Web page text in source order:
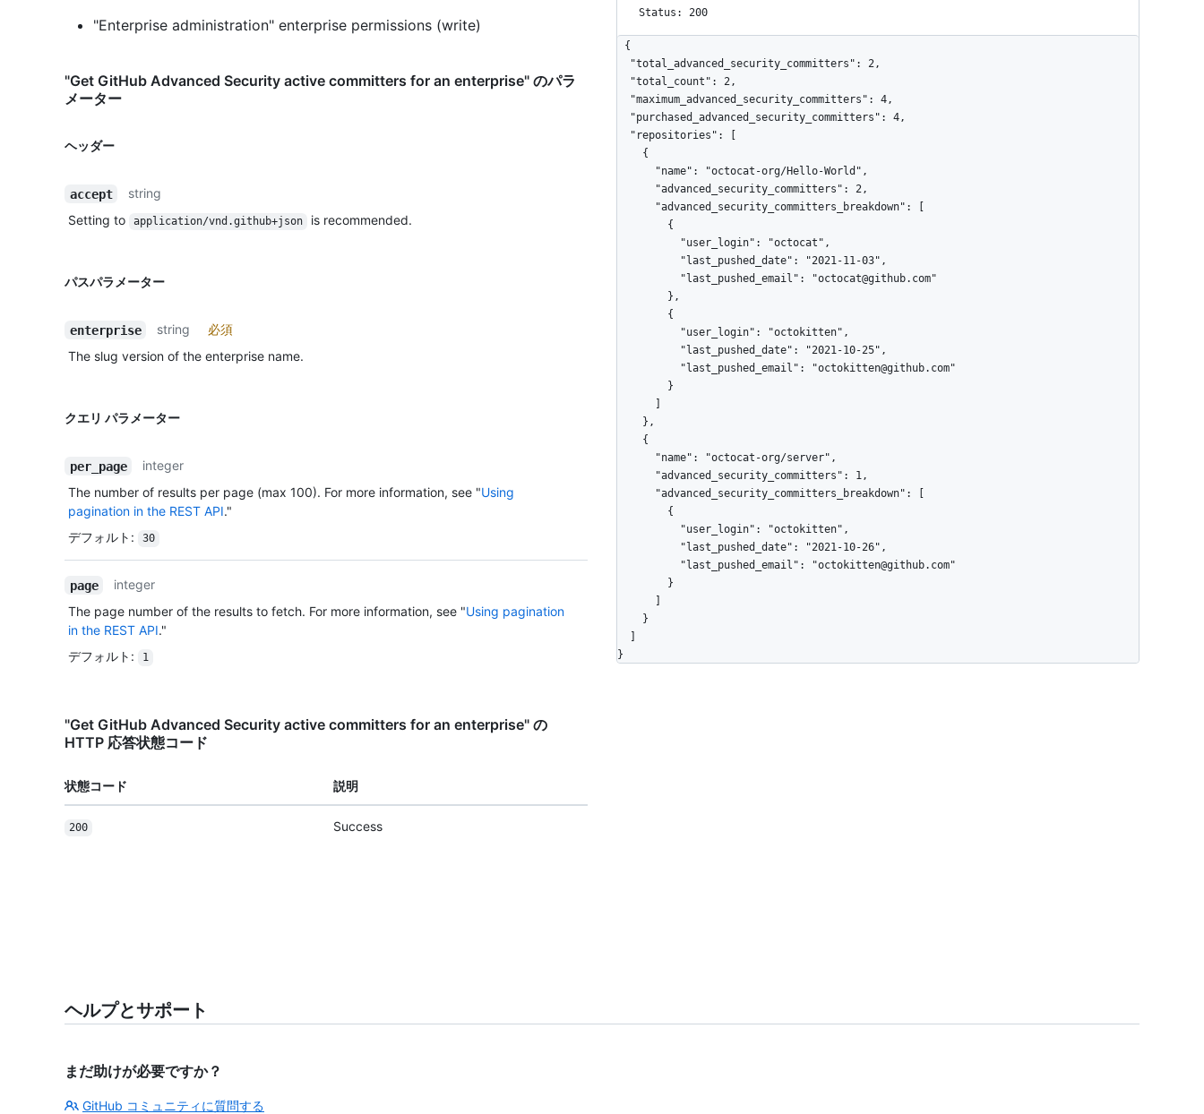
"Enterprise administration" enterprise permissions (write)
"Get GitHub Advanced Security active committers for an enterprise" のパラ
メーター
ヘッダー
accept
string
Setting to
application/vnd.github+json is recommended.
パスパラメーター
enterprise string
必須
The slug version of the enterprise name.
クエリ パラメーター
per_page
integer
The number of results per page (max 100). For more information, see "Using
pagination in the REST API."
デフォルト : 30
page
integer
The page number of the results to fetch. For more information, see "Using pagination
in the REST API."
デフォルト : 1
"Get GitHub Advanced Security active committers for an enterprise" の
HTTP 応答状態コード
状態コード 説明
200 Success
Status: 200
{
}
ヘルプとサポート
まだ助けが必要ですか？
GitHub コミュニティに質問する